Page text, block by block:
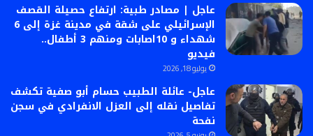
عاجل | مصادر طبية: ارتفاع حصيلة القصف
الإسرائيلي على شقة في مدينة غزة إلى 6
شهداء و 10اصابات ومنهم 3 أطفال..
فيديو
يوليو 18, 2026
عاجل- عائلة الطبيب حسام أبو صفية تكشف
تفاصيل نقله إلى العزل الانفرادي في سجن
نفحة